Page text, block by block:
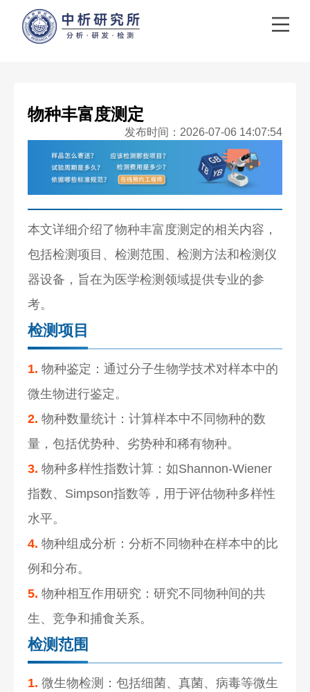
物种丰富度测定
发布时间：2026-07-06 14:07:54
本文详细介绍了物种丰富度测定的相关内容，
包括检测项目、检测范围、检测方法和检测仪
器设备，旨在为医学检测领域提供专业的参
考。
检测项目
1. 物种鉴定：通过分子生物学技术对样本中的
微生物进行鉴定。
2. 物种数量统计：计算样本中不同物种的数
量，包括优势种、劣势种和稀有物种。
3. 物种多样性指数计算：如Shannon-Wiener
指数、Simpson指数等，用于评估物种多样性
水平。
4. 物种组成分析：分析不同物种在样本中的比
例和分布。
5. 物种相互作用研究：研究不同物种间的共
生、竞争和捕食关系。
检测范围
1. 微生物检测：包括细菌、真菌、病毒等微生